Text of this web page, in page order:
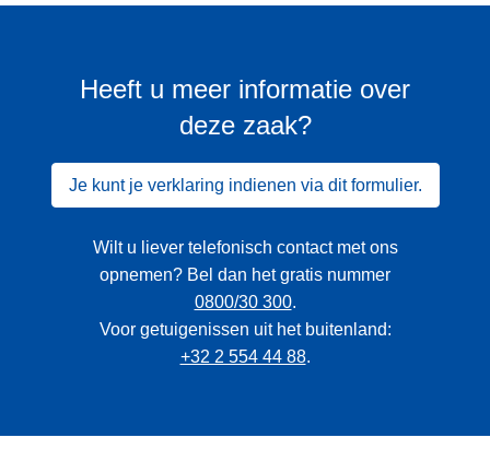
Heeft u meer informatie over
deze zaak?
Je kunt je verklaring indienen via dit formulier.
Wilt u liever telefonisch contact met ons
opnemen? Bel dan het gratis nummer
0800/30 300.
Voor getuigenissen uit het buitenland:
+32 2 554 44 88.